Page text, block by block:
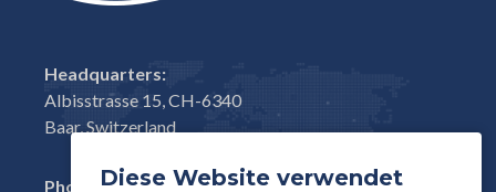
Headquarters:
Albisstrasse 15, CH-6340
Baar, Switzerland
Phone: +41(0)41 761 58 22
Diese Website verwendet